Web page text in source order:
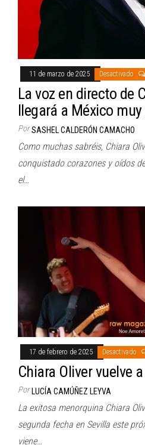
11 de marzo de 2025 Desactivado
La voz en directo de
llegará a México
Por SASHEL CALDERÓN CAMACHO
Como muchas sabréis, Chiara
conquistado corazones y oídos
el…
17 de febrero de 2025 Desactivado
Chiara Oliver vuelve
Por LUCÍA CAMÚÑEZ LEYVA
La exitosa menorquina Chiara
segunda fecha en Sevilla este
viene…